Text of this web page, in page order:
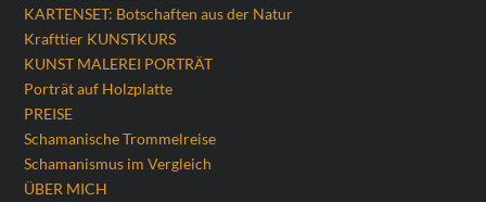
KARTENSET: Botschaften aus der Natur
Krafttier KUNSTKURS
KUNST MALEREI PORTRÄT
Porträt auf Holzplatte
PREISE
Schamanische Trommelreise
Schamanismus im Vergleich
ÜBER MICH